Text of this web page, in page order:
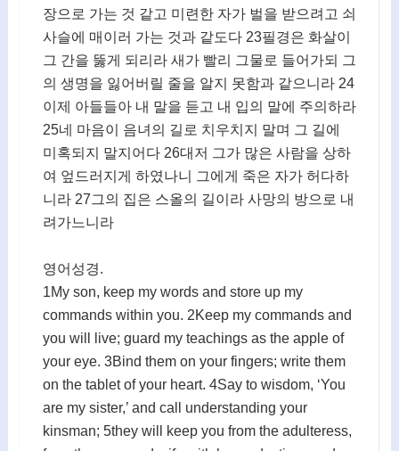
장으로 가는 것 같고 미련한 자가 벌을 받으려고 쇠
사슬에 매이러 가는 것과 같도다 23필경은 화살이
그 간을 뚫게 되리라 새가 빨리 그물로 들어가되 그
의 생명을 잃어버릴 줄을 알지 못함과 같으니라 24
이제 아들들아 내 말을 듣고 내 입의 말에 주의하라
25네 마음이 음녀의 길로 치우치지 말며 그 길에
미혹되지 말지어다 26대저 그가 많은 사람을 상하
여 엎드러지게 하였나니 그에게 죽은 자가 허다하
니라 27그의 집은 스올의 길이라 사망의 방으로 내
려가느니라
영어성경.
1My son, keep my words and store up my
commands within you. 2Keep my commands and
you will live; guard my teachings as the apple of
your eye. 3Bind them on your fingers; write them
on the tablet of your heart. 4Say to wisdom, ‘You
are my sister,’ and call understanding your
kinsman; 5they will keep you from the adulteress,